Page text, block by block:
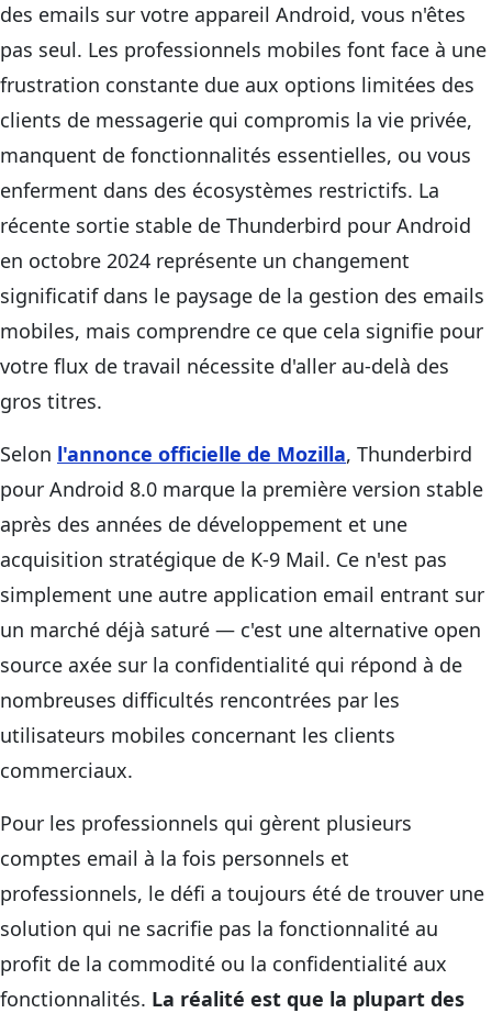
des emails sur votre appareil Android, vous n'êtes
pas seul. Les professionnels mobiles font face à une
frustration constante due aux options limitées des
clients de messagerie qui compromis la vie privée,
manquent de fonctionnalités essentielles, ou vous
enferment dans des écosystèmes restrictifs. La
récente sortie stable de Thunderbird pour Android
en octobre 2024 représente un changement
significatif dans le paysage de la gestion des emails
mobiles, mais comprendre ce que cela signifie pour
votre flux de travail nécessite d'aller au-delà des
gros titres.
Selon l'annonce officielle de Mozilla, Thunderbird
pour Android 8.0 marque la première version stable
après des années de développement et une
acquisition stratégique de K-9 Mail. Ce n'est pas
simplement une autre application email entrant sur
un marché déjà saturé — c'est une alternative open
source axée sur la confidentialité qui répond à de
nombreuses difficultés rencontrées par les
utilisateurs mobiles concernant les clients
commerciaux.
Pour les professionnels qui gèrent plusieurs
comptes email à la fois personnels et
professionnels, le défi a toujours été de trouver une
solution qui ne sacrifie pas la fonctionnalité au
profit de la commodité ou la confidentialité aux
fonctionnalités. La réalité est que la plupart des